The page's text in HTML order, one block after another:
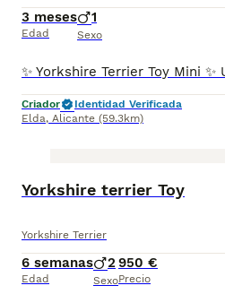
3 meses
Edad
1
Sexo
Criador
Identidad Verificada
Elda, Alicante (59.3km)
Yorkshire terrier Toy
Yorkshire Terrier
6 semanas
Edad
2
Sexo
950 €
Precio